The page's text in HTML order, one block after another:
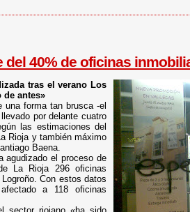
40% de oficinas
tras el verano Los
de antes»
una forma tan brusca -el
por delante cuatro
las estimaciones del
Rioja y también máximo
Baena.
agudizado el proceso de
La Rioja 296 oficinas
Con estos datos
a 118 oficinas